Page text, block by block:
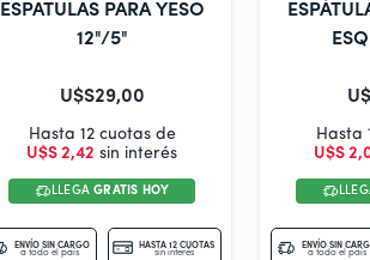
ESPATULAS PARA YESO
12"/5"
U$S29,00
Hasta 12 cuotas de
U$S 2,42 sin interés
LLEGAGRATIS HOY
ENVÍO SIN CARGO
a todo el país
HASTA 12 CUOTAS
sin interés
Hasta
U$S 2,
ENVÍO SIN
a todo el país